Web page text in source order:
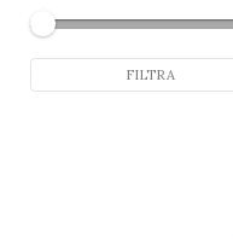
Min
Max
FILTRA